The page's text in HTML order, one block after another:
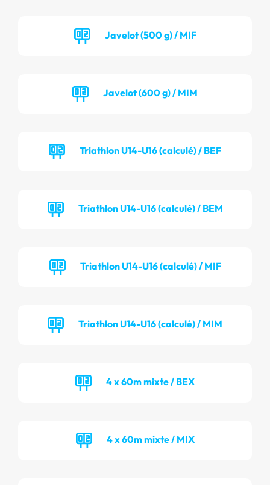
Javelot (500 g) / MIF
Javelot (600 g) / MIM
Triathlon U14-U16 (calculé) / BEF
Triathlon U14-U16 (calculé) / BEM
Triathlon U14-U16 (calculé) / MIF
Triathlon U14-U16 (calculé) / MIM
4 x 60m mixte / BEX
4 x 60m mixte / MIX